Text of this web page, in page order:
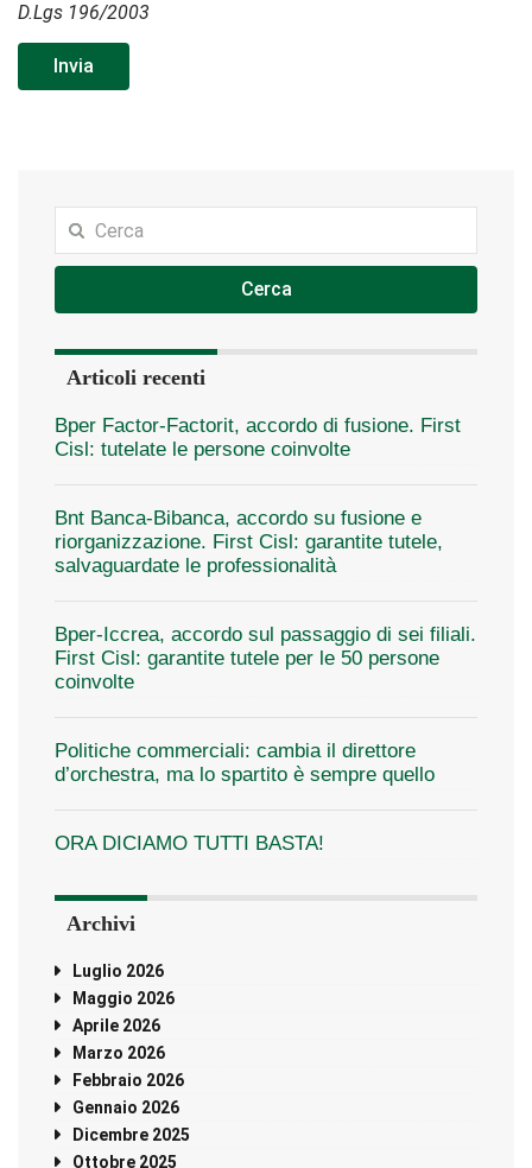
D.Lgs 196/2003
Cerca
Articoli recenti
Bper Factor-Factorit, accordo di fusione. First
Cisl: tutelate le persone coinvolte
Bnt Banca-Bibanca, accordo su fusione e
riorganizzazione. First Cisl: garantite tutele,
salvaguardate le professionalità
Bper-Iccrea, accordo sul passaggio di sei filiali.
First Cisl: garantite tutele per le 50 persone
coinvolte
Politiche commerciali: cambia il direttore
d’orchestra, ma lo spartito è sempre quello
ORA DICIAMO TUTTI BASTA!
Archivi
Luglio 2026
Maggio 2026
Aprile 2026
Marzo 2026
Febbraio 2026
Gennaio 2026
Dicembre 2025
Ottobre 2025